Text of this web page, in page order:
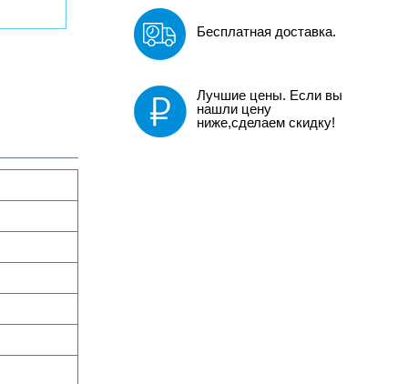
Бесплатная доставка.
Лучшие цены. Если вы
нашли цену
ниже,сделаем скидку!